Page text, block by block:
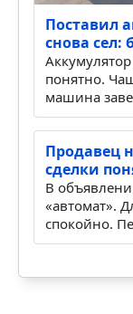
Поставил
снова сел:
понятно.
машина
Продавец
сделки
В
«автомат».
спокойно.